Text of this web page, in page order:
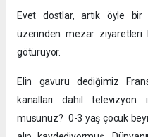
Evet dostlar, artık öyle
üzerinden mezar ziyaretleri
götürüyor.
Elin gavuru dediğimiz
kanalları dahil televizyon
musunuz? 0-3 yaş çocuk